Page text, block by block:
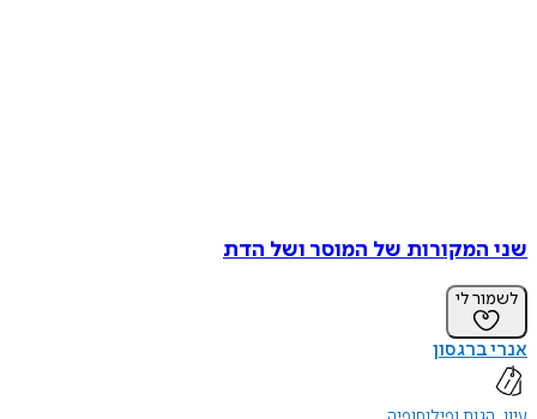
שני המקורות של המוסר ושל הדת
לשמור לי
אנרי ברגסון